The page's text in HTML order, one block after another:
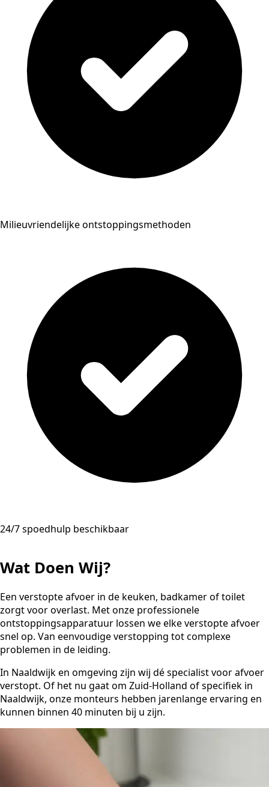
Milieuvriendelijke ontstoppingsmethoden
24/7 spoedhulp beschikbaar
Wat Doen Wij?
Een verstopte afvoer in de keuken, badkamer of toilet
zorgt voor overlast. Met onze professionele
ontstoppingsapparatuur lossen we elke verstopte afvoer
snel op. Van eenvoudige verstopping tot complexe
problemen in de leiding.
In Naaldwijk en omgeving zijn wij dé specialist voor afvoer
verstopt. Of het nu gaat om Zuid-Holland of specifiek in
Naaldwijk, onze monteurs hebben jarenlange ervaring en
kunnen binnen 40 minuten bij u zijn.